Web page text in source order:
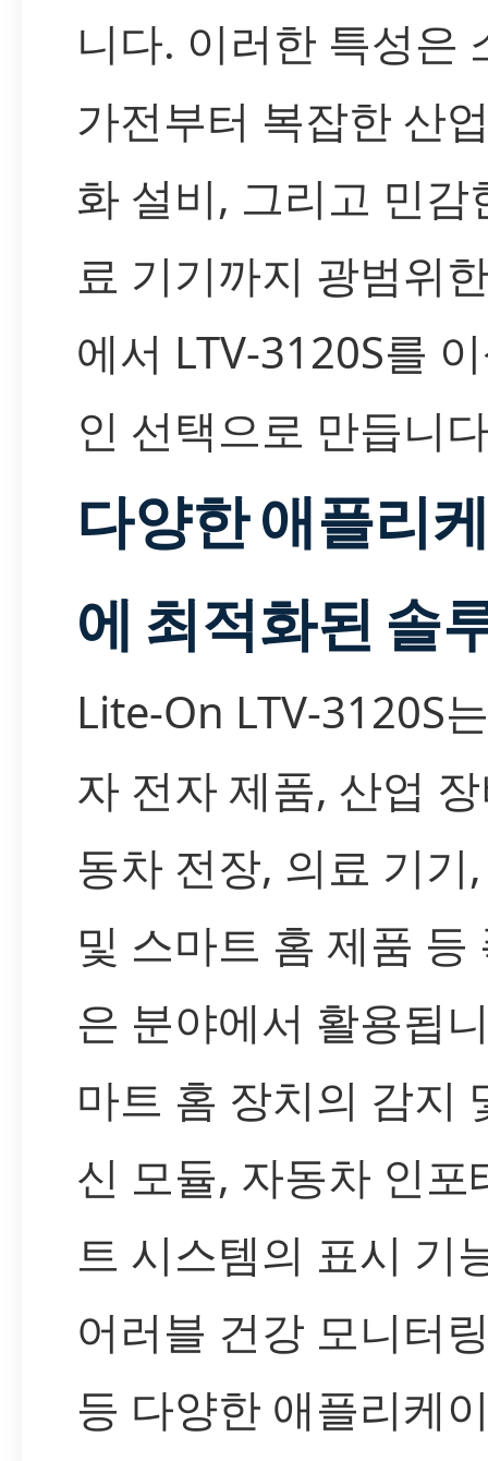
니다. 이러한 특성은
가전부터 복잡한 산
화 설비, 그리고 민감
료 기기까지 광범위
에서 LTV-3120S를
인 선택으로 만듭니
다양한 애플리
에 최적화된 솔
Lite-On LTV-3120S
자 전자 제품, 산업
동차 전장, 의료 기기
및 스마트 홈 제품 등
은 분야에서 활용됩
마트 홈 장치의 감지
신 모듈, 자동차 인포
트 시스템의 표시 기
어러블 건강 모니터
등 다양한 애플리케